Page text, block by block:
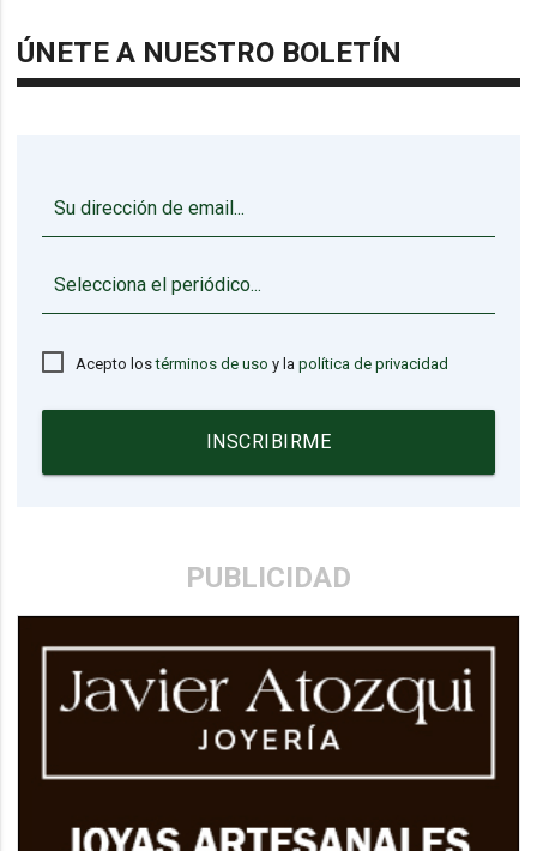
ÚNETE A NUESTRO BOLETÍN
Acepto lostérminos de uso y lapolítica de privacidad
INSCRIBIRME
PUBLICIDAD